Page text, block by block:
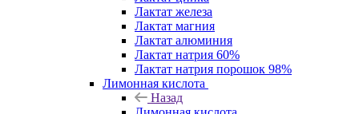
Лактат железа
Лактат магния
Лактат алюминия
Лактат натрия 60%
Лактат натрия порошок 98%
Лимонная кислота
Назад